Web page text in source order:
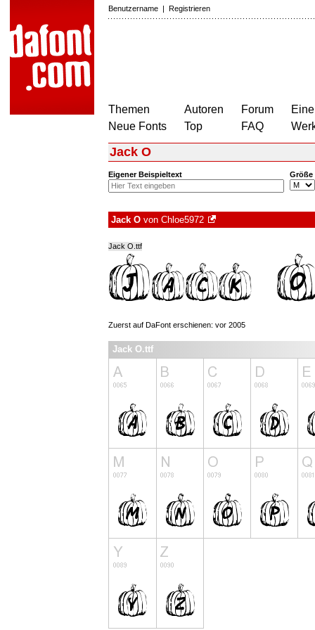
Benutzername | Registrieren
Themen
Neue Fonts
Autoren
Top
Forum
FAQ
Jack O
Eigener Beispieltext Größe
Jack O von Chloe5972
Jack O.ttf
Zuerst auf DaFont erschienen: vor 2005
Jack O.ttf